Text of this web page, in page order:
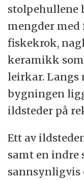
stolpehullene
mengder med
fiskekrok,
keramikk
leirkar. Langs
bygningen
ildsteder på
Ett av
samt en indre
sannsynligvis